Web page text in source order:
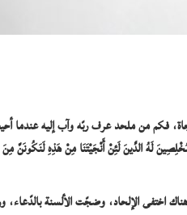
فكم من ملحد عرف ربّه وآب إليه
اختفى الإلحاد، وضجّت الألسنة بالدّعاء،